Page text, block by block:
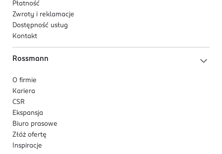
Płatność
Zwroty i reklamacje
Dostępność usług
Kontakt
Rossmann
O firmie
Kariera
CSR
Ekspansja
Biuro prasowe
Złóż ofertę
Inspiracje